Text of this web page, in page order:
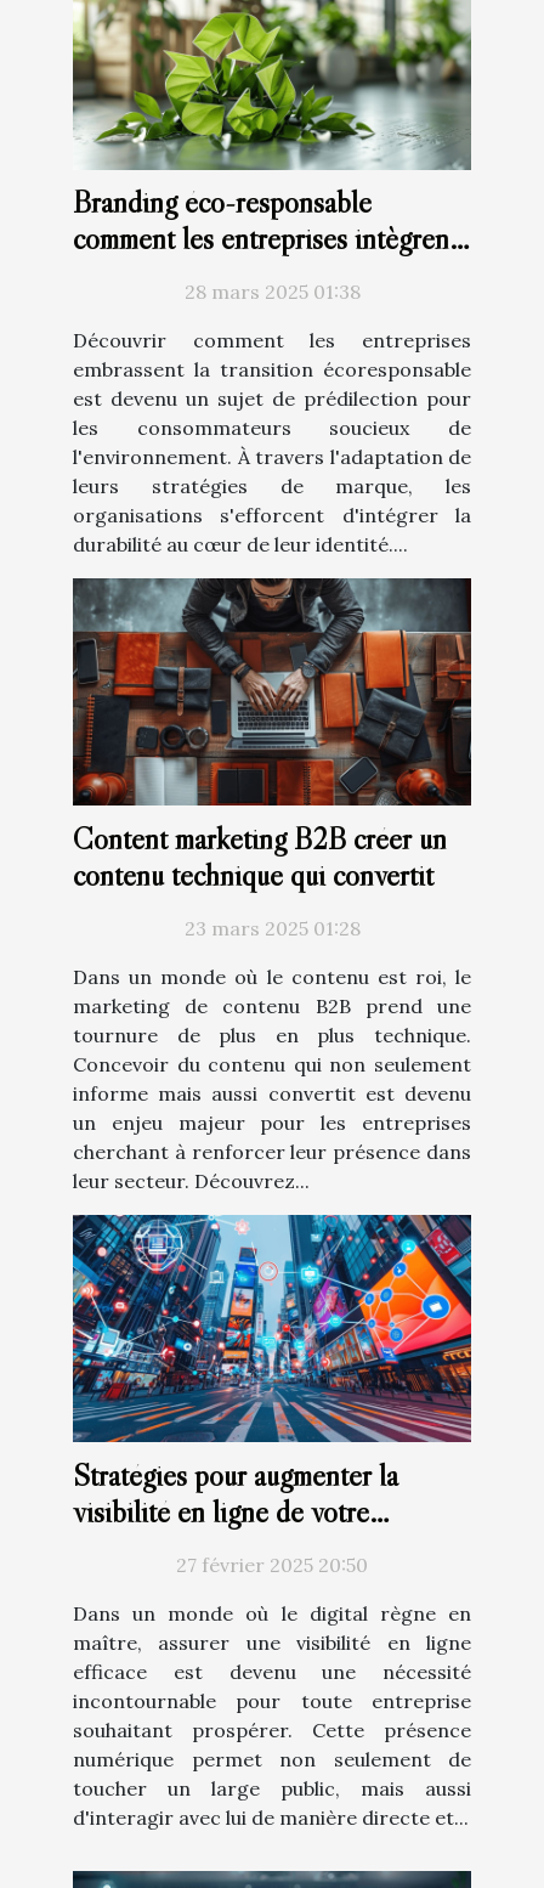
Branding éco-responsable
comment les entreprises intègrent
la durabilité dans leur image de
28 mars 2025 01:38
Découvrir comment les entreprises
embrassent la transition écoresponsable
est devenu un sujet de prédilection pour
les consommateurs soucieux de
l'environnement. À travers l'adaptation de
leurs stratégies de marque, les
organisations s'efforcent d'intégrer la
durabilité au cœur de leur identité....
Content marketing B2B créer un
contenu technique qui convertit
23 mars 2025 01:28
Dans un monde où le contenu est roi, le
marketing de contenu B2B prend une
tournure de plus en plus technique.
Concevoir du contenu qui non seulement
informe mais aussi convertit est devenu
un enjeu majeur pour les entreprises
cherchant à renforcer leur présence dans
leur secteur. Découvrez...
Stratégies pour augmenter la
visibilité en ligne de votre
27 février 2025 20:50
Dans un monde où le digital règne en
maître, assurer une visibilité en ligne
efficace est devenu une nécessité
incontournable pour toute entreprise
souhaitant prospérer. Cette présence
numérique permet non seulement de
toucher un large public, mais aussi
d'interagir avec lui de manière directe et...